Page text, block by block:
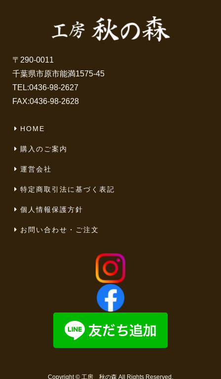
〒290-0011
千葉県市原市能満1575-45
TEL:0436-98-2627
FAX:0436-98-2628
HOME
購入のご案内
運営会社
特定商取引法に基づく表記
個人情報保護方針
お問い合わせ・ご注文
Copyright © 工房 秋の森 All Rights Reserved.